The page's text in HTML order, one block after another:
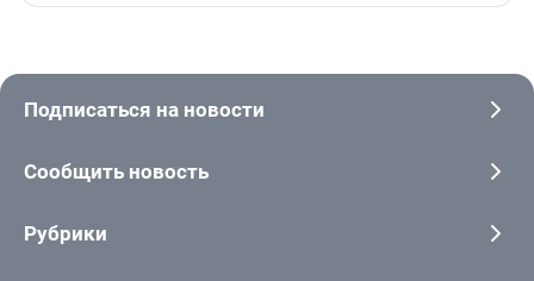
Подписаться на новости
Сообщить новость
Рубрики